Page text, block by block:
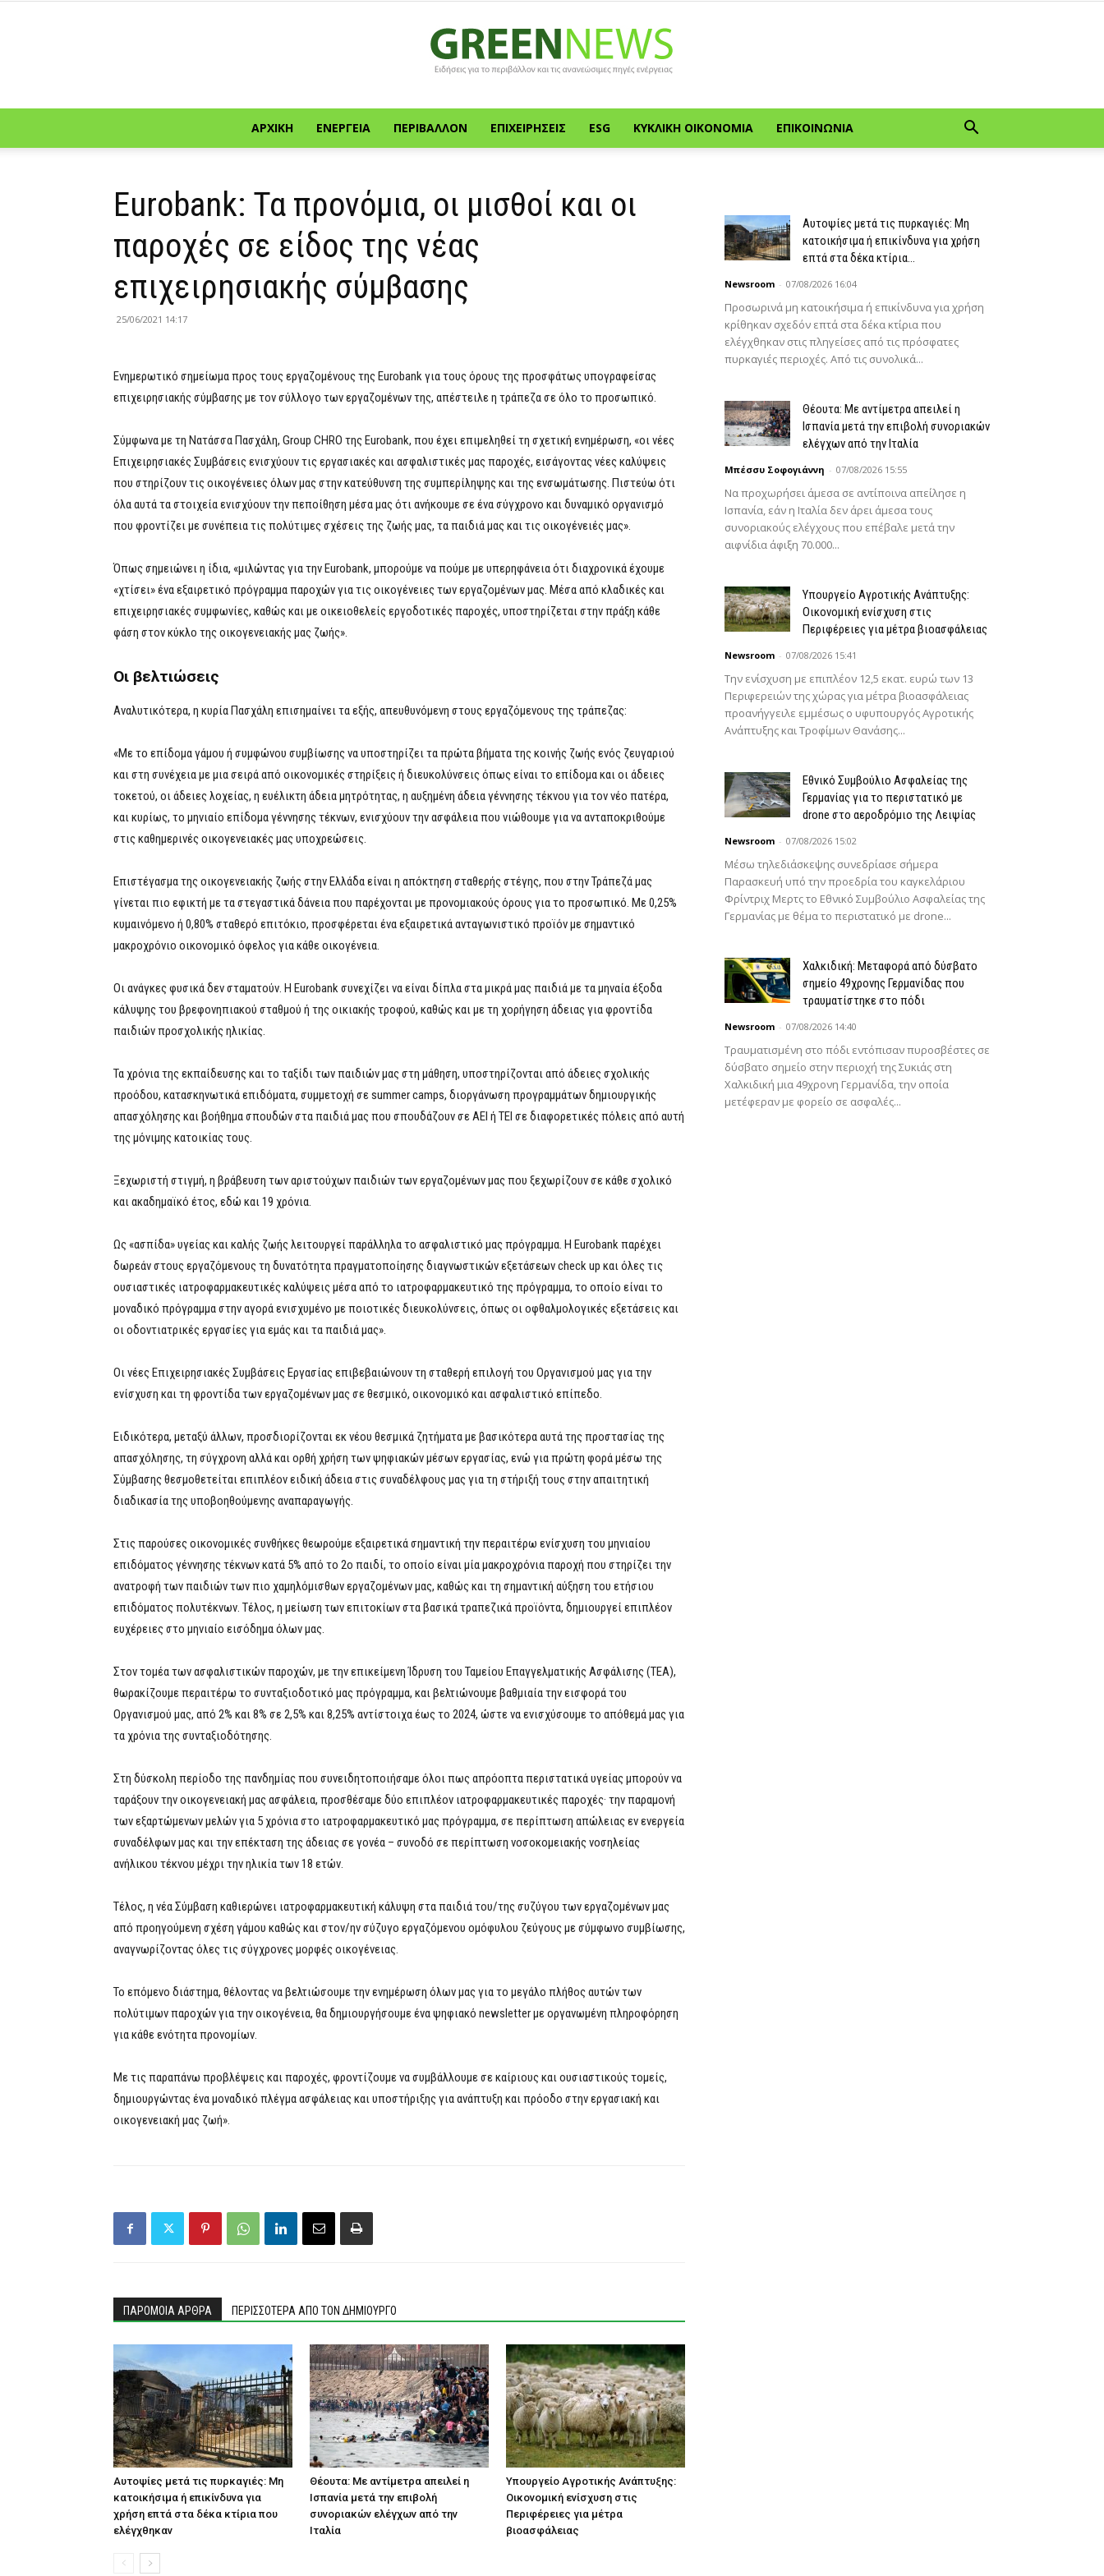
Green
ΑΡΧΙΚΉ ΕΝΈΡΓΕΙΑ ΠΕΡΙΒΆΛΛΟΝ ΕΠΙΧΕΙΡΉΣΕΙΣ ESG ΚΥΚΛΙΚΉ ΟΙΚΟΝΟΜΊΑ ΕΠΙΚΟΙΝΩΝΊΑ
Eurobank: Τα προνόμια, οι μισθοί και οι
παροχές σε είδος της νέας
επιχειρησιακής σύμβασης
25/06/2021 14:17
Ενημερωτικό σημείωμα προς τους εργαζομένους της Eurobank για τους όρους της προσφάτως υπογραφείσας
επιχειρησιακής σύμβασης με τον σύλλογο των εργαζομένων της, απέστειλε η τράπεζα σε όλο το προσωπικό.
Σύμφωνα με τη Νατάσσα Πασχάλη, Group CHRO της Eurobank, που έχει επιμεληθεί τη σχετική ενημέρωση, «οι νέες
Επιχειρησιακές Συμβάσεις ενισχύουν τις εργασιακές και ασφαλιστικές μας παροχές, εισάγοντας νέες καλύψεις
που στηρίζουν τις οικογένειες όλων μας στην κατεύθυνση της συμπερίληψης και της ενσωμάτωσης. Πιστεύω ότι
όλα αυτά τα στοιχεία ενισχύουν την πεποίθηση μέσα μας ότι ανήκουμε σε ένα σύγχρονο και δυναμικό οργανισμό
που φροντίζει με συνέπεια τις πολύτιμες σχέσεις της ζωής μας, τα παιδιά μας και τις οικογένειές μας».
Όπως σημειώνει η ίδια, «μιλώντας για την Eurobank, μπορούμε να πούμε με υπερηφάνεια ότι διαχρονικά έχουμε
«χτίσει» ένα εξαιρετικό πρόγραμμα παροχών για τις οικογένειες των εργαζομένων μας. Μέσα από κλαδικές και
επιχειρησιακές συμφωνίες, καθώς και με οικειοθελείς εργοδοτικές παροχές, υποστηρίζεται στην πράξη κάθε
φάση στον κύκλο της οικογενειακής μας ζωής».
Οι βελτιώσεις
Αναλυτικότερα, η κυρία Πασχάλη επισημαίνει τα εξής, απευθυνόμενη στους εργαζόμενους της τράπεζας:
«Με το επίδομα γάμου ή συμφώνου συμβίωσης να υποστηρίζει τα πρώτα βήματα της κοινής ζωής ενός ζευγαριού
και στη συνέχεια με μια σειρά από οικονομικές στηρίξεις ή διευκολύνσεις όπως είναι το επίδομα και οι άδειες
τοκετού, οι άδειες λοχείας, η ευέλικτη άδεια μητρότητας, η αυξημένη άδεια γέννησης τέκνου για τον νέο πατέρα,
και κυρίως, το μηνιαίο επίδομα γέννησης τέκνων, ενισχύουν την ασφάλεια που νιώθουμε για να ανταποκριθούμε
στις καθημερινές οικογενειακές μας υποχρεώσεις.
Επιστέγασμα της οικογενειακής ζωής στην Ελλάδα είναι η απόκτηση σταθερής στέγης, που στην Τράπεζά μας
γίνεται πιο εφικτή με τα στεγαστικά δάνεια που παρέχονται με προνομιακούς όρους για το προσωπικό. Με 0,25%
κυμαινόμενο ή 0,80% σταθερό επιτόκιο, προσφέρεται ένα εξαιρετικά ανταγωνιστικό προϊόν με σημαντικό
μακροχρόνιο οικονομικό όφελος για κάθε οικογένεια.
Οι ανάγκες φυσικά δεν σταματούν. Η Eurobank συνεχίζει να είναι δίπλα στα μικρά μας παιδιά με τα μηναία έξοδα
κάλυψης του βρεφονηπιακού σταθμού ή της οικιακής τροφού, καθώς και με τη χορήγηση άδειας για φροντίδα
παιδιών προσχολικής ηλικίας.
Τα χρόνια της εκπαίδευσης και το ταξίδι των παιδιών μας στη μάθηση, υποστηρίζονται από άδειες σχολικής
προόδου, κατασκηνωτικά επιδόματα, συμμετοχή σε summer camps, διοργάνωση προγραμμάτων δημιουργικής
απασχόλησης και βοήθημα σπουδών στα παιδιά μας που σπουδάζουν σε ΑΕΙ ή ΤΕΙ σε διαφορετικές πόλεις από αυτή
της μόνιμης κατοικίας τους.
Ξεχωριστή στιγμή, η βράβευση των αριστούχων παιδιών των εργαζομένων μας που ξεχωρίζουν σε κάθε σχολικό
και ακαδημαϊκό έτος, εδώ και 19 χρόνια.
Ως «ασπίδα» υγείας και καλής ζωής λειτουργεί παράλληλα το ασφαλιστικό μας πρόγραμμα. Η Eurobank παρέχει
δωρεάν στους εργαζόμενους τη δυνατότητα πραγματοποίησης διαγνωστικών εξετάσεων check up και όλες τις
ουσιαστικές ιατροφαρμακευτικές καλύψεις μέσα από το ιατροφαρμακευτικό της πρόγραμμα, το οποίο είναι το
μοναδικό πρόγραμμα στην αγορά ενισχυμένο με ποιοτικές διευκολύνσεις, όπως οι οφθαλμολογικές εξετάσεις και
οι οδοντιατρικές εργασίες για εμάς και τα παιδιά μας».
Οι νέες Επιχειρησιακές Συμβάσεις Εργασίας επιβεβαιώνουν τη σταθερή επιλογή του Οργανισμού μας για την
ενίσχυση και τη φροντίδα των εργαζομένων μας σε θεσμικό, οικονομικό και ασφαλιστικό επίπεδο.
Ειδικότερα, μεταξύ άλλων, προσδιορίζονται εκ νέου θεσμικά ζητήματα με βασικότερα αυτά της προστασίας της
απασχόλησης, τη σύγχρονη αλλά και ορθή χρήση των ψηφιακών μέσων εργασίας, ενώ για πρώτη φορά μέσω της
Σύμβασης θεσμοθετείται επιπλέον ειδική άδεια στις συναδέλφους μας για τη στήριξή τους στην απαιτητική
διαδικασία της υποβοηθούμενης αναπαραγωγής.
Στις παρούσες οικονομικές συνθήκες θεωρούμε εξαιρετικά σημαντική την περαιτέρω ενίσχυση του μηνιαίου
επιδόματος γέννησης τέκνων κατά 5% από το 2ο παιδί, το οποίο είναι μία μακροχρόνια παροχή που στηρίζει την
ανατροφή των παιδιών των πιο χαμηλόμισθων εργαζομένων μας, καθώς και τη σημαντική αύξηση του ετήσιου
επιδόματος πολυτέκνων. Τέλος, η μείωση των επιτοκίων στα βασικά τραπεζικά προϊόντα, δημιουργεί επιπλέον
ευχέρειες στο μηνιαίο εισόδημα όλων μας.
Στον τομέα των ασφαλιστικών παροχών, με την επικείμενη Ίδρυση του Ταμείου Επαγγελματικής Ασφάλισης (ΤΕΑ),
θωρακίζουμε περαιτέρω το συνταξιοδοτικό μας πρόγραμμα, και βελτιώνουμε βαθμιαία την εισφορά του
Οργανισμού μας, από 2% και 8% σε 2,5% και 8,25% αντίστοιχα έως το 2024, ώστε να ενισχύσουμε το απόθεμά μας για
τα χρόνια της συνταξιοδότησης.
Στη δύσκολη περίοδο της πανδημίας που συνειδητοποιήσαμε όλοι πως απρόοπτα περιστατικά υγείας μπορούν να
ταράξουν την οικογενειακή μας ασφάλεια, προσθέσαμε δύο επιπλέον ιατροφαρμακευτικές παροχές· την παραμονή
των εξαρτώμενων μελών για 5 χρόνια στο ιατροφαρμακευτικό μας πρόγραμμα, σε περίπτωση απώλειας εν ενεργεία
συναδέλφων μας και την επέκταση της άδειας σε γονέα – συνοδό σε περίπτωση νοσοκομειακής νοσηλείας
ανήλικου τέκνου μέχρι την ηλικία των 18 ετών.
Τέλος, η νέα Σύμβαση καθιερώνει ιατροφαρμακευτική κάλυψη στα παιδιά του/της συζύγου των εργαζομένων μας
από προηγούμενη σχέση γάμου καθώς και στον/ην σύζυγο εργαζόμενου ομόφυλου ζεύγους με σύμφωνο συμβίωσης,
αναγνωρίζοντας όλες τις σύγχρονες μορφές οικογένειας.
Το επόμενο διάστημα, θέλοντας να βελτιώσουμε την ενημέρωση όλων μας για το μεγάλο πλήθος αυτών των
πολύτιμων παροχών για την οικογένεια, θα δημιουργήσουμε ένα ψηφιακό newsletter με οργανωμένη πληροφόρηση
για κάθε ενότητα προνομίων.
Με τις παραπάνω προβλέψεις και παροχές, φροντίζουμε να συμβάλλουμε σε καίριους και ουσιαστικούς τομείς,
δημιουργώντας ένα μοναδικό πλέγμα ασφάλειας και υποστήριξης για ανάπτυξη και πρόοδο στην εργασιακή και
οικογενειακή μας ζωή».
ΠΑΡΟΜΟΙΑ ΑΡΘΡΑ ΠΕΡΙΣΣΟΤΕΡΑ ΑΠΟ ΤΟΝ ΔΗΜΙΟΥΡΓΟ
Αυτοψίες μετά τις πυρκαγιές: Μη
κατοικήσιμα ή επικίνδυνα για
χρήση επτά στα δέκα κτίρια που
ελέγχθηκαν
Θέουτα: Με αντίμετρα απειλεί η
Ισπανία μετά την επιβολή
συνοριακών ελέγχων από την
Ιταλία
Υπουργείο Αγροτικής Ανάπτυξης:
Οικονομική ενίσχυση στις
Περιφέρειες για μέτρα
βιοασφάλειας
Αυτοψίες μετά τις πυρκαγιές: Μη
κατοικήσιμα ή επικίνδυνα για χρήση
επτά στα δέκα κτίρια...
Newsroom - 07/08/2026 16:04
Προσωρινά μη κατοικήσιμα ή επικίνδυνα για χρήση
κρίθηκαν σχεδόν επτά στα δέκα κτίρια που
ελέγχθηκαν στις πληγείσες από τις πρόσφατες
πυρκαγιές περιοχές. Από τις συνολικά...
Θέουτα: Με αντίμετρα απειλεί η
Ισπανία μετά την επιβολή συνοριακών
ελέγχων από την Ιταλία
Μπέσσυ Σοφογιάννη - 07/08/2026 15:55
Να προχωρήσει άμεσα σε αντίποινα απείλησε η
Ισπανία, εάν η Ιταλία δεν άρει άμεσα τους
συνοριακούς ελέγχους που επέβαλε μετά την
αιφνίδια άφιξη 70.000...
Υπουργείο Αγροτικής Ανάπτυξης:
Οικονομική ενίσχυση στις
Περιφέρειες για μέτρα βιοασφάλειας
Newsroom - 07/08/2026 15:41
Την ενίσχυση με επιπλέον 12,5 εκατ. ευρώ των 13
Περιφερειών της χώρας για μέτρα βιοασφάλειας
προανήγγειλε εμμέσως ο υφυπουργός Αγροτικής
Ανάπτυξης και Τροφίμων Θανάσης...
Εθνικό Συμβούλιο Ασφαλείας της
Γερμανίας για το περιστατικό με
drone στο αεροδρόμιο της Λειψίας
Newsroom - 07/08/2026 15:02
Μέσω τηλεδιάσκεψης συνεδρίασε σήμερα
Παρασκευή υπό την προεδρία του καγκελάριου
Φρίντριχ Μερτς το Εθνικό Συμβούλιο Ασφαλείας της
Γερμανίας με θέμα το περιστατικό με drone...
Χαλκιδική: Μεταφορά από δύσβατο
σημείο 49χρονης Γερμανίδας που
τραυματίστηκε στο πόδι
Newsroom - 07/08/2026 14:40
Τραυματισμένη στο πόδι εντόπισαν πυροσβέστες σε
δύσβατο σημείο στην περιοχή της Συκιάς στη
Χαλκιδική μια 49χρονη Γερμανίδα, την οποία
μετέφεραν με φορείο σε ασφαλές...